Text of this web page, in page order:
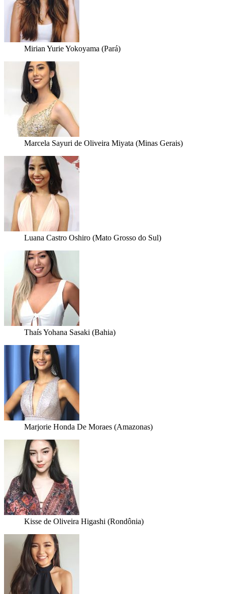
Mirian Yurie Yokoyama (Pará)
Marcela Sayuri de Oliveira Miyata (Minas Gerais)
Luana Castro Oshiro (Mato Grosso do Sul)
Thaís Yohana Sasaki (Bahia)
Marjorie Honda De Moraes (Amazonas)
Kisse de Oliveira Higashi (Rondônia)